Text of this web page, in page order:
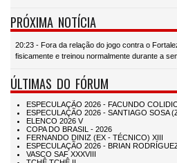
PRÓXIMA NOTÍCIA
20:23 - Fora da relação do jogo contra o
fisicamente e treinou normalmente durante a
ÚLTIMAS DO FÓRUM